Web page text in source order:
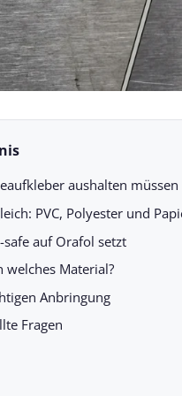
aushalten müssen
PVC, Polyester und
auf Orafol setzt
welches Material?
Anbringung
Fragen